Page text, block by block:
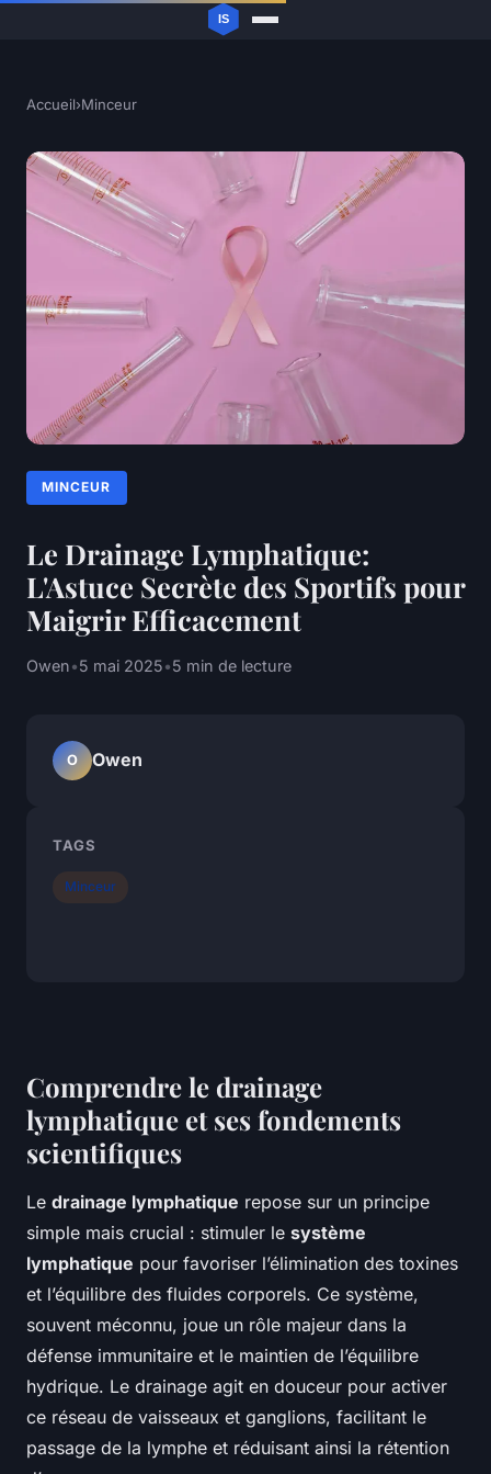
Accueil›Minceur
MINCEUR
Le Drainage Lymphatique:
L'Astuce Secrète des Sportifs pour
Maigrir Efficacement
Owen•5 mai 2025•5 min de lecture
Comprendre le drainage
lymphatique et ses fondements
scientifiques
Le drainage lymphatique repose sur un principe
simple mais crucial : stimuler le système
lymphatique pour favoriser l’élimination des toxines
et l’équilibre des fluides corporels. Ce système,
souvent méconnu, joue un rôle majeur dans la
défense immunitaire et le maintien de l’équilibre
hydrique. Le drainage agit en douceur pour activer
ce réseau de vaisseaux et ganglions, facilitant le
passage de la lymphe et réduisant ainsi la rétention
O Owen
TAGS
Minceur